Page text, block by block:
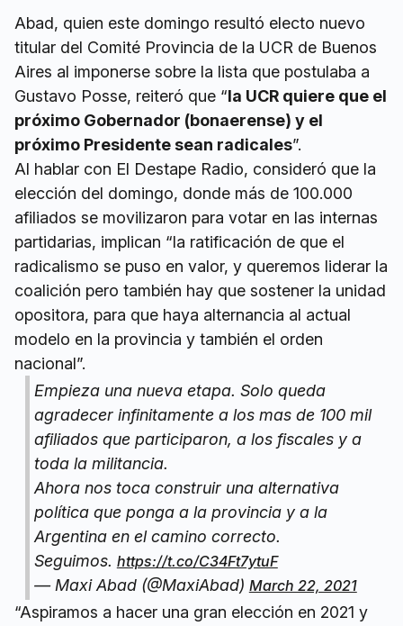
Abad, quien este domingo resultó electo nuevo
titular del Comité Provincia de la UCR de Buenos
Aires al imponerse sobre la lista que postulaba a
Gustavo Posse, reiteró que “la UCR quiere que el
próximo Gobernador (bonaerense) y el
próximo Presidente sean radicales”.
Al hablar con El Destape Radio, consideró que la
elección del domingo, donde más de 100.000
afiliados se movilizaron para votar en las internas
partidarias, implican “la ratificación de que el
radicalismo se puso en valor, y queremos liderar la
coalición pero también hay que sostener la unidad
opositora, para que haya alternancia al actual
modelo en la provincia y también el orden
nacional”.
Empieza una nueva etapa. Solo queda
agradecer infinitamente a los mas de 100 mil
afiliados que participaron, a los fiscales y a
toda la militancia.
Ahora nos toca construir una alternativa
política que ponga a la provincia y a la
Argentina en el camino correcto.
Seguimos. https://t.co/C34Ft7ytuF
— Maxi Abad (@MaxiAbad) March 22, 2021
“Aspiramos a hacer una gran elección en 2021 y